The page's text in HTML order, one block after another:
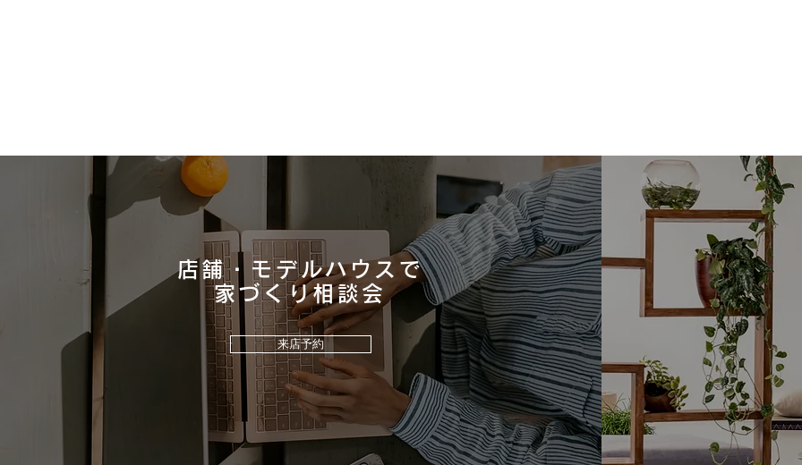
ウッドワン床材「コンビット
リアージュ 」の魅力をご紹介
タカラスタンダードの洗面台
「ファミーユ」の魅力をご紹
介！
タカ
シア
店舗・モデルハウスで
​家づくり相談会
来店予約